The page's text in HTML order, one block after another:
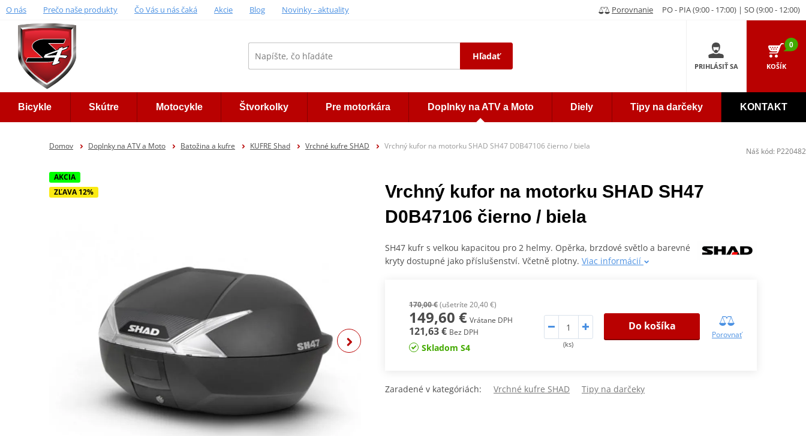
O nás Prečo naše produkty Čo Vás u nás čaká Akcie Blog Novinky - aktuality Porovnanie PO - PIA (9:00 - 17:00) | SO (9:00 - 12:00)
Hľadať
PRIHLÁSIŤ SA
0
KOŠÍK
Bicykle Skútre Motocykle Štvorkolky Pre motorkára Doplnky na ATV a Moto Diely Tipy na darčeky KONTAKT
Domov Doplnky na ATV a Moto Batožina a kufre KUFRE Shad Vrchné kufre SHAD Vrchný kufor na motorku SHAD SH47 D0B47106 čierno / biela
AKCIA
ZĽAVA 12%
Vrchný kufor na motorku SHAD SH47
D0B47106 čierno / biela
SH47 kufr s velkou kapacitou pro 2 helmy. Opěrka, brzdové světlo a barevné
kryty dostupné jako příslušenství. Včetně plotny. Viac informácií
170,00 €(ušetríte 20,40 €)
149,60 € Vrátane DPH
121,63 € Bez DPH
Skladom S4 (ks)
Do košíka
Porovnať
Zaradené v kategóriách: Vrchné kufre SHAD Tipy na darčeky
Náš kód: P220482